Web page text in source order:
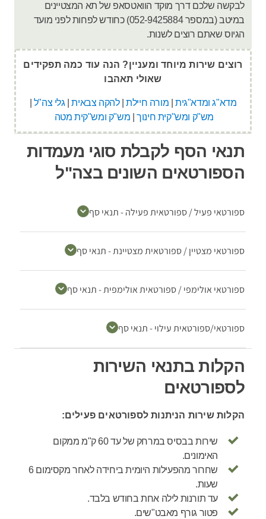
לבקשה שלכם דרך מוקד הוואטסאפ של תא המצטיינים
במיטב (במספר 052-9425884) כחודש לפחות לפני מועד
הגיוס שאתם רוצים לשנות.
רוצים שירות מיוחד ומעניין? הנה עוד כמה תפקידים
שאולי תאהבו
מדא"ג ומדא"גית| מורה חיילת|להקה צבאית| גלי צה"ל
מש"ק ומש"קית חינוך| מש"ק ומש"קית מטה
תנאי הסף לקבלת סוגי מעמדות
הספורטאים השונים בצה"ל
ספורטאי פעיל / ספורטאית פעילה - תנאי סף
ספורטאי מצטיין / ספורטאית מצטיינת - תנאי סף
ספורטאי אולימפי / ספורטאית אולימפית - תנאי סף
ספורטאי/ספורטאית עילוי - תנאי סף
הקלות בתנאי השירות
לספורטאים
הקלות שירות הניתנות לספורטאים פעילים:
שירות בבסיס במרחק של עד 60 ק"מ ממקום
האימונים.
שחרור מהפעילות היומית ביחידה לאחר מקסימום 6
שעות.
עד תורנות לילה אחת בחודש בלבד.
פטור גורף מאבט"שים.